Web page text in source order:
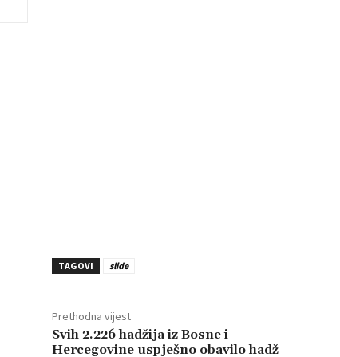
TAGOVI slide
Prethodna vijest
Svih 2.226 hadžija iz Bosne i
Hercegovine uspješno obavilo hadž